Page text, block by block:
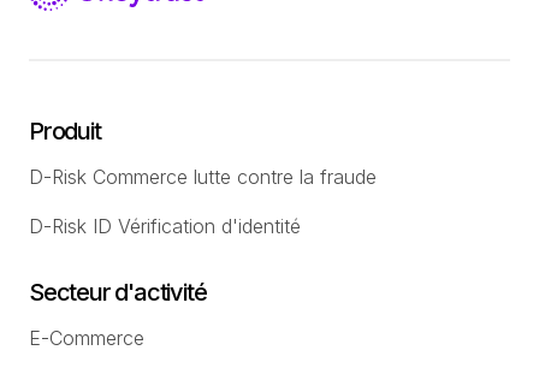
Produit
D-Risk Commerce lutte contre la fraude
D-Risk ID Vérification d'identité
Secteur d'activité
E-Commerce